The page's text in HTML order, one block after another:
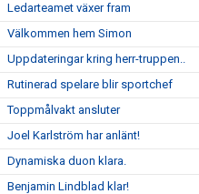
Ledarteamet växer fram
Välkommen hem Simon
Uppdateringar kring herr-truppen..
Rutinerad spelare blir sportchef
Toppmålvakt ansluter
Joel Karlström har anlänt!
Dynamiska duon klara.
Benjamin Lindblad klar!